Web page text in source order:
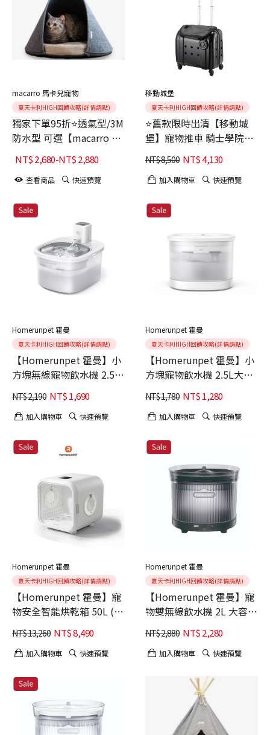
macarro 馬卡兒寵物
夏天卡利HIGH回饋攻略(詳情請點)
獨家下單95折⭐透氣型/3M
防水型 可選【macarro 精
品】寵物毛氈圓弧型
LATEX乳膠睡窩
NT$2,680-NT$2,880
查看商品 快速預覽
移動城堡
夏天卡利HIGH回饋攻略(詳情請點)
⭐舊款限時出清【移動城
堡】寵物推車 騎士學院系
列 黑 5公斤內 (寵物外出
質感美型 省力好推 交通運
輸ok)
NT$8,500 NT$4,130
加入購物車 快速預覽
Homerunpet 霍曼
夏天卡利HIGH回饋攻略(詳情請點)
【Homerunpet 霍曼】小
方塊無線寵物飲水機 2.5L
大容量 (續航達30天)
NT$2,190 NT$1,690
加入購物車 快速預覽
Homerunpet 霍曼
夏天卡利HIGH回饋攻略(詳情請點)
【Homerunpet 霍曼】小
方塊寵物飲水機 2.5L大容
NT$1,780 NT$1,280
加入購物車 快速預覽
Homerunpet 霍曼
夏天卡利HIGH回饋攻略(詳情請點)
【Homerunpet 霍曼】寵
物安全智能烘乾箱 50L (烘
乾零死角/創新緩風技術/
風感更柔和)
NT$13,260 NT$8,490
加入購物車 快速預覽
Homerunpet 霍曼
夏天卡利HIGH回饋攻略(詳情請點)
【Homerunpet 霍曼】寵
物雙無線飲水機 2L 大容量
玄影黑 180°廣角
(7800mAH超大容量電池)
NT$2,880 NT$2,280
加入購物車 快速預覽